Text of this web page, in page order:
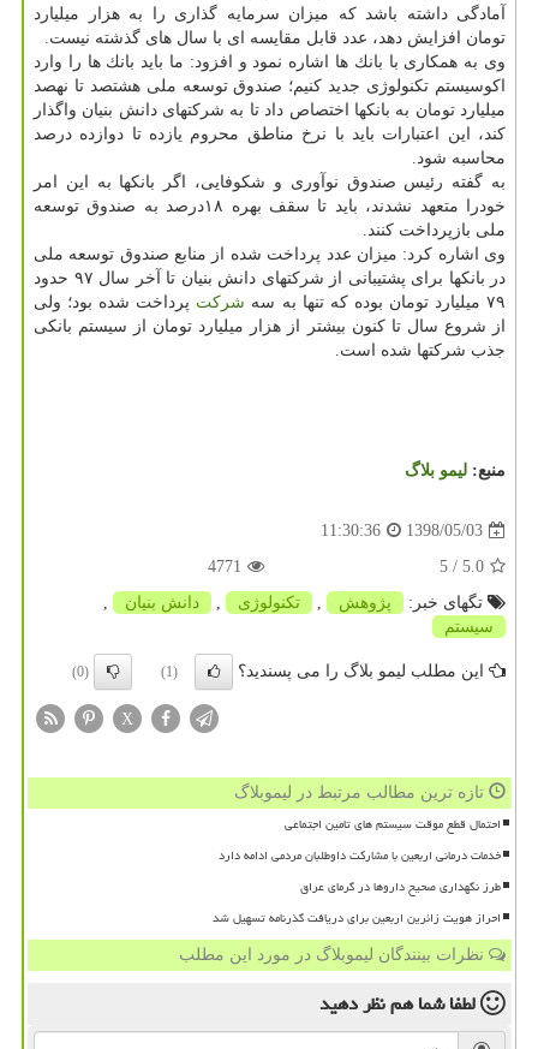
آمادگی داشته باشد كه میزان سرمایه گذاری را به هزار میلیارد
تومان افزایش دهد، عدد قابل مقایسه ای با سال های گذشته نیست.
وی به همكاری با بانك ها اشاره نمود و افزود: ما باید بانك ها را وارد
اكوسیستم تكنولوژی جدید كنیم؛ صندوق توسعه ملی هشتصد تا نهصد
میلیارد تومان به بانكها اختصاص داد تا به شركتهای دانش بنیان واگذار
كند، این اعتبارات باید با نرخ مناطق محروم یازده تا دوازده درصد
محاسبه شود.
به گفته رئیس صندوق نوآوری و شكوفایی، اگر بانكها به این امر
خودرا متعهد نشدند، باید تا سقف بهره ۱۸درصد به صندوق توسعه
ملی بازپرداخت كنند.
وی اشاره كرد: میزان عدد پرداخت شده از منابع صندوق توسعه ملی
در بانكها برای پشتیبانی از شركتهای دانش بنیان تا آخر سال ۹۷ حدود
۷۹ میلیارد تومان بوده كه تنها به سه
شركت پرداخت شده بود؛ ولی
از شروع سال تا كنون بیشتر از هزار میلیارد تومان از سیستم بانكی
جذب شركتها شده است.
منبع: لیمو بلاگ
1398/05/03
11:30:36
5.0
/ 5
4771
تگهای خبر:
پژوهش , تكنولوژی , دانش بنیان
,
سیستم
این مطلب لیمو بلاگ را می پسندید؟ (1)
(0)
X
تازه ترین مطالب مرتبط در لیموبلاگ
احتمال قطع موقت سیستم های تامین اجتماعی
خدمات درمانی اربعین با مشارکت داوطلبان مردمی ادامه دارد
طرز نگهداری صحیح داروها در گرمای عراق
احراز هویت زائرین اربعین برای دریافت گذرنامه تسهیل شد
نظرات بینندگان لیموبلاگ در مورد این مطلب
لطفا شما همنظر دهید